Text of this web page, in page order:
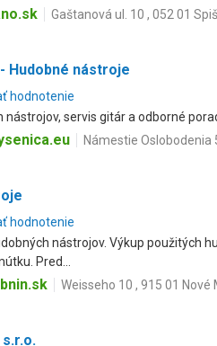
Gaštanová ul. 10 , 052 01
Hudobné nástroje
hodnotenie
nástrojov, servis gitár a odborné
Námestie Oslobodenia
hodnotenie
nástrojov. Výkup použitých
Pred...
Weisseho 10 , 915 01
s.r.o.